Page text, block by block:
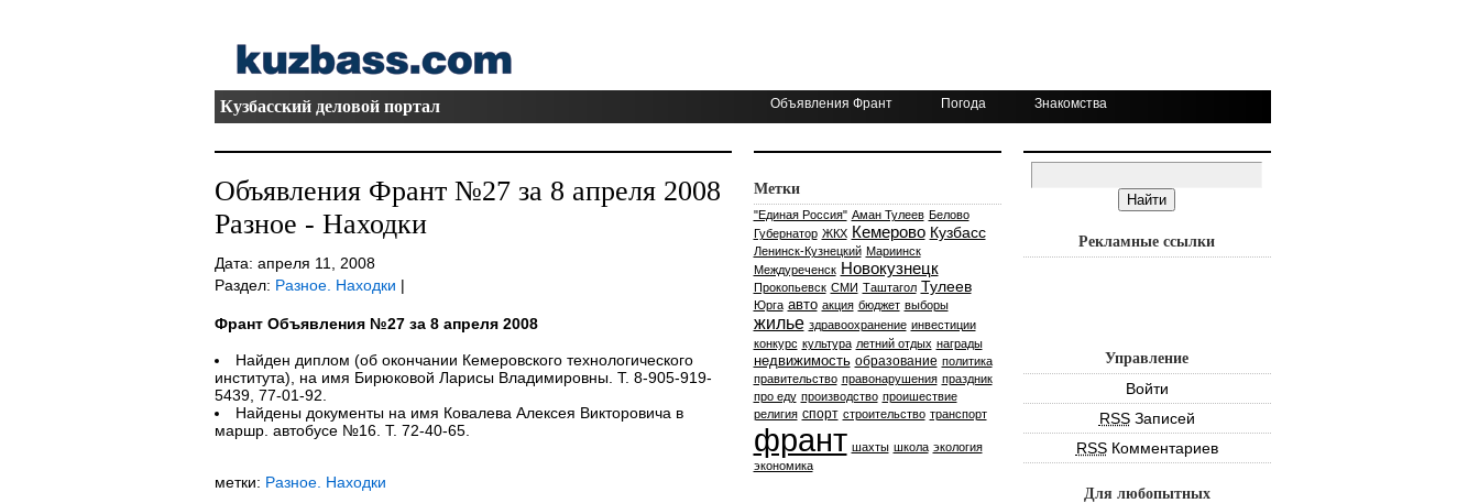
Кузбасский деловой портал Объявления Франт Погода Знакомства
Объявления Франт №27 за 8 апреля 2008
Разное - Находки
Дата: апреля 11, 2008
Раздел: Разное. Находки |
Франт Объявления №27 за 8 апреля 2008
Найден диплом (об окончании Кемеровского технологического
института), на имя Бирюковой Ларисы Владимировны. Т. 8-905-919-
5439, 77-01-92.
Найдены документы на имя Ковалева Алексея Викторовича в
маршр. автобусе №16. Т. 72-40-65.
метки: Разное. Находки
Метки
"Единая Россия" Аман Тулеев Белово
Губернатор ЖКХ Кемерово Кузбасс
Ленинск-Кузнецкий Мариинск
Междуреченск Новокузнецк
Прокопьевск СМИ Таштагол Тулеев
Юрга авто акция бюджет выборы
жилье здравоохранение инвестиции
конкурс культура летний отдых награды
недвижимость образование политика
правительство правонарушения праздник
про еду производство проишествие
религия спорт строительство транспорт
франт шахты школа экология
экономика
Рекламные ссылки
Управление
Войти
RSSЗаписей
RSSКомментариев
Для любопытных